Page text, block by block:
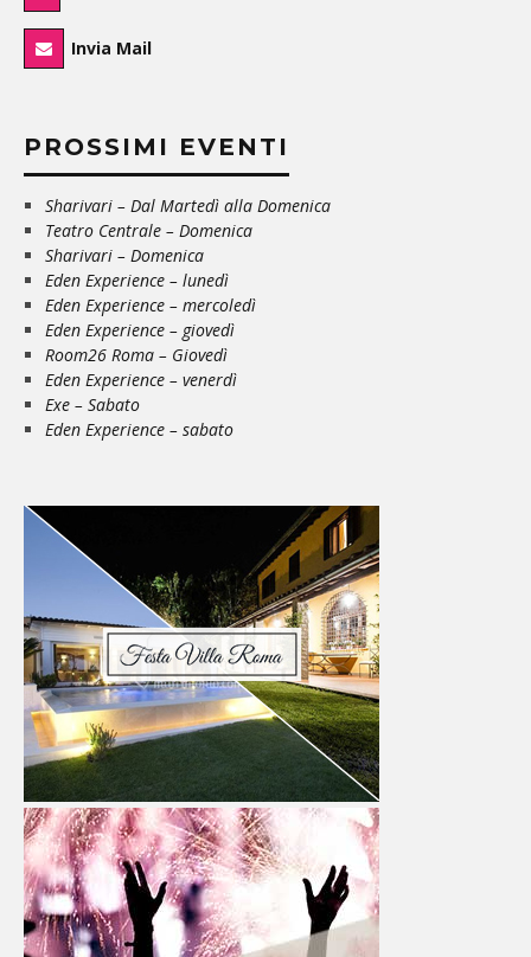
Invia Mail
PROSSIMI EVENTI
Sharivari – Dal Martedì alla Domenica
Teatro Centrale – Domenica
Sharivari – Domenica
Eden Experience – lunedì
Eden Experience – mercoledì
Eden Experience – giovedì
Room26 Roma – Giovedì
Eden Experience – venerdì
Exe – Sabato
Eden Experience – sabato